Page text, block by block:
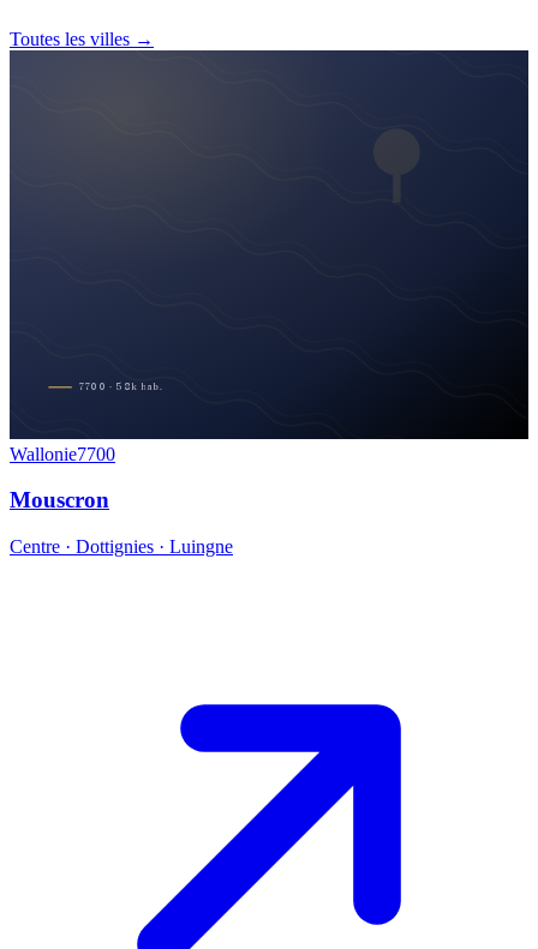
Toutes les villes →
7700 · 58 k hab.
Wallonie7700
Mouscron
Centre · Dottignies · Luingne